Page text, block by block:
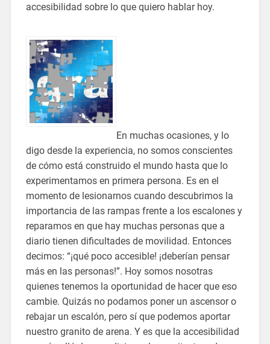
accesibilidad sobre lo que quiero hablar hoy.
En muchas ocasiones, y lo
digo desde la experiencia, no somos conscientes
de cómo está construido el mundo hasta que lo
experimentamos en primera persona. Es en el
momento de lesionarnos cuando descubrimos la
importancia de las rampas frente a los escalones y
reparamos en que hay muchas personas que a
diario tienen dificultades de movilidad. Entonces
decimos: “¡qué poco accesible! ¡deberían pensar
más en las personas!”. Hoy somos nosotras
quienes tenemos la oportunidad de hacer que eso
cambie. Quizás no podamos poner un ascensor o
rebajar un escalón, pero sí que podemos aportar
nuestro granito de arena. Y es que la accesibilidad